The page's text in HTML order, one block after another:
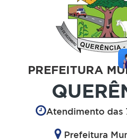
PREFEITURA
Atendimento das
Prefeitura